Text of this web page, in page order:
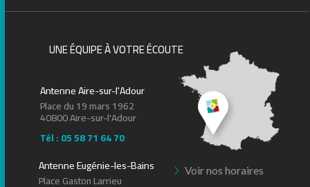
UNE ÉQUIPE À VOTRE ÉCOUTE
Antenne Aire-sur-l'Adour
Place du 19 mars 1962
40800 Aire-sur-l'Adour
Tél : 05 58 71 64 70
Voir nos horaires
Antenne Eugénie-les-Bains
Place Gaston Larrieu